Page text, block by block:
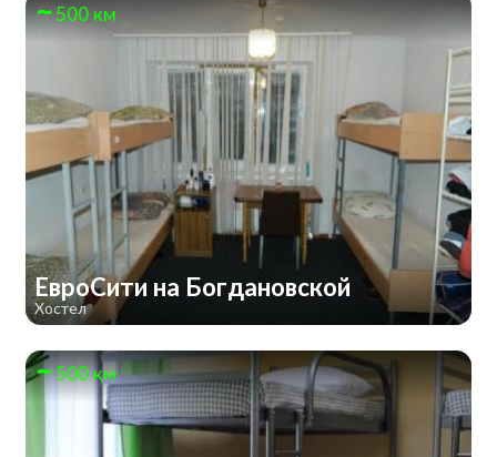
500 км
ЕвроСити на Богдановской
Хостел
500 км